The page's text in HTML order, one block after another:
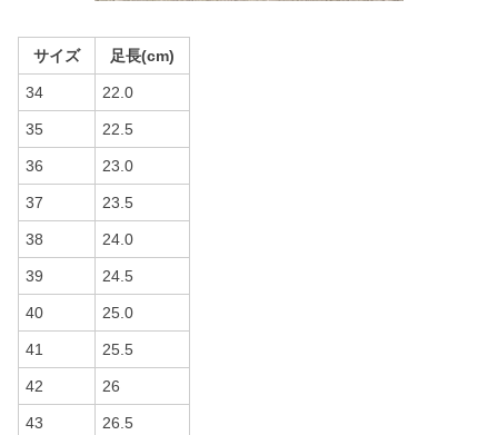
サイズ 足長(cm)
34 22.0
35 22.5
36 23.0
37 23.5
38 24.0
39 24.5
40 25.0
41 25.5
42 26
43 26.5